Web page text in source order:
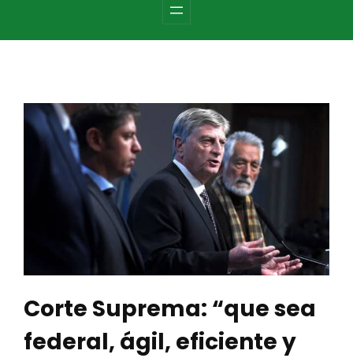
Corte Suprema: “que sea
federal, ágil, eficiente y